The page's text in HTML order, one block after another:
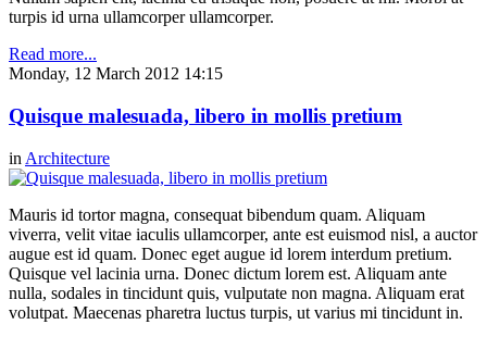
turpis id urna ullamcorper ullamcorper.
Read more...
Monday, 12 March 2012 14:15
Quisque malesuada, libero in mollis pretium
in Architecture
Mauris id tortor magna, consequat bibendum quam. Aliquam
viverra, velit vitae iaculis ullamcorper, ante est euismod nisl, a auctor
augue est id quam. Donec eget augue id lorem interdum pretium.
Quisque vel lacinia urna. Donec dictum lorem est. Aliquam ante
nulla, sodales in tincidunt quis, vulputate non magna. Aliquam erat
volutpat. Maecenas pharetra luctus turpis, ut varius mi tincidunt in.